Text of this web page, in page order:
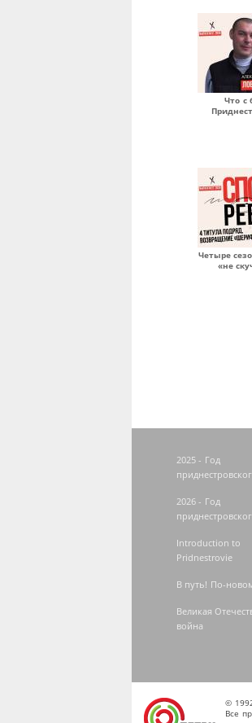
Что с
Четыре
«не
2025 - Год
2026 - Год
Introduction to
Pridnestrovie
В путь! По-
Великая
война
©
Все